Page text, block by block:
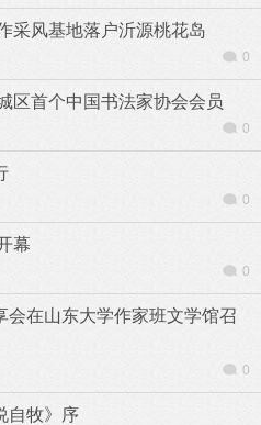
采风基地落户沂源桃花岛
0
区首个中国书法家协会会员
0
0
幕
0
在山东大学作家班文学馆召
0
自牧》序